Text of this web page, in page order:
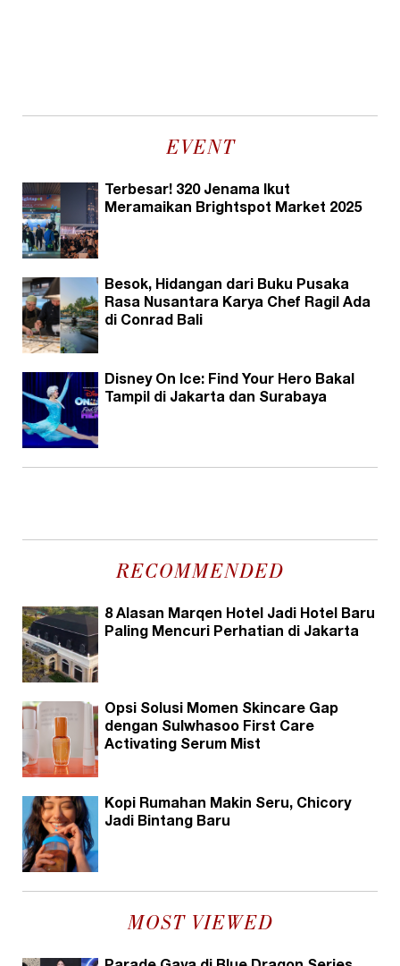
EVENT
Terbesar! 320 Jenama Ikut
Meramaikan Brightspot Market 2025
Besok, Hidangan dari Buku Pusaka
Rasa Nusantara Karya Chef Ragil Ada
di Conrad Bali
Disney On Ice: Find Your Hero Bakal
Tampil di Jakarta dan Surabaya
RECOMMENDED
8 Alasan Marqen Hotel Jadi Hotel Baru
Paling Mencuri Perhatian di Jakarta
Opsi Solusi Momen Skincare Gap
dengan Sulwhasoo First Care
Activating Serum Mist
Kopi Rumahan Makin Seru, Chicory
Jadi Bintang Baru
MOST VIEWED